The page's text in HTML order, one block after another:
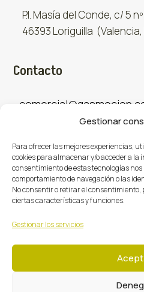
Gestionar
Para ofrecer las mejores experiencias,
cookies para almacenar y/o acceder a la
consentimiento de estas tecnologías
comportamiento de navegación o las
No consentir o retirar el
ciertas características y funciones.
Gestionar los servicios
P.I. Masía del Conde, c/ 5
46393 Loriguilla
Contacto
Sociales
Gasmoción 2026 © Todos